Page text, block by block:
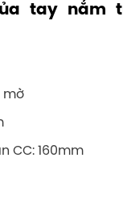
tay nắm
mờ
CC: 160mm